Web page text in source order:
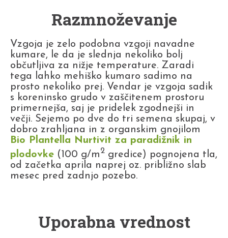
Razmnoževanje
Vzgoja je zelo podobna vzgoji navadne
kumare, le da je slednja nekoliko bolj
občutljiva za nižje temperature. Zaradi
tega lahko mehiško kumaro sadimo na
prosto nekoliko prej. Vendar je vzgoja sadik
s koreninsko grudo v zaščitenem prostoru
primernejša, saj je pridelek zgodnejši in
večji. Sejemo po dve do tri semena skupaj, v
dobro zrahljana in z organskim gnojilom
Bio Plantella Nurtivit za paradižnik in
plodovke (100 g/m2 gredice) pognojena tla,
od začetka aprila naprej oz. približno slab
mesec pred zadnjo pozebo.
Uporabna vrednost